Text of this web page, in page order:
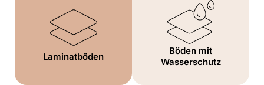
Laminatböden
Böden mit
Wasserschutz